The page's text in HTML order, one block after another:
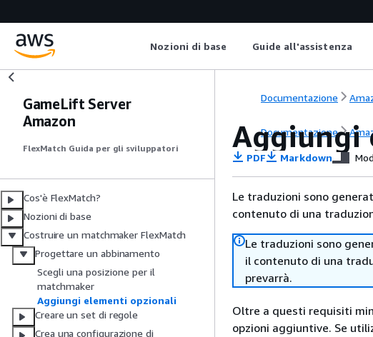
Nozioni di base Guide all'assistenza
GameLift Server
Amazon
FlexMatch Guida per gli sviluppatori
Cos'è FlexMatch?
Nozioni di base
Costruire un matchmaker FlexMatch
Progettare un abbinamento
Scegli una posizione per il
matchmaker
Aggiungi elementi opzionali
Creare un set di regole
Crea una configurazione di
Documentazione
Documentazione
Aggiungi
PDF Markdown
Le traduzioni sono
contenuto di una
Le traduzioni sono
il contenuto di una
prevarrà.
Oltre a questi requisiti
opzioni aggiuntive. Se